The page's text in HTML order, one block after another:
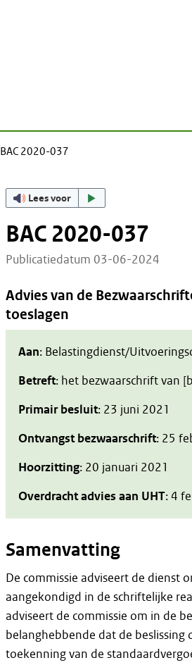
BAC 2020-037
Lees voor
BAC 2020-037
Publicatiedatum 03-06-2024
Advies van de
toeslagen
Aan: Belastingdienst/
Betreft: het bezwaarschrift van
Primair besluit: 23 juni 2021
Ontvangst bezwaarschrift: 25
Hoorzitting: 20 januari 2021
Overdracht advies aan UHT: 4
Samenvatting
De commissie adviseert de dienst
aangekondigd in de schriftelijke
adviseert de commissie om in de
belanghebbende dat de
toekenning van de